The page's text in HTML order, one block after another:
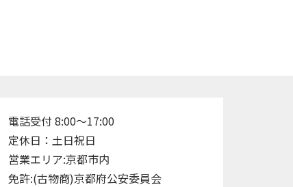
電話受付 8:00～17:00
定休日：土日祝日
営業エリア:京都市内
免許:(古物商)京都府公安委員会